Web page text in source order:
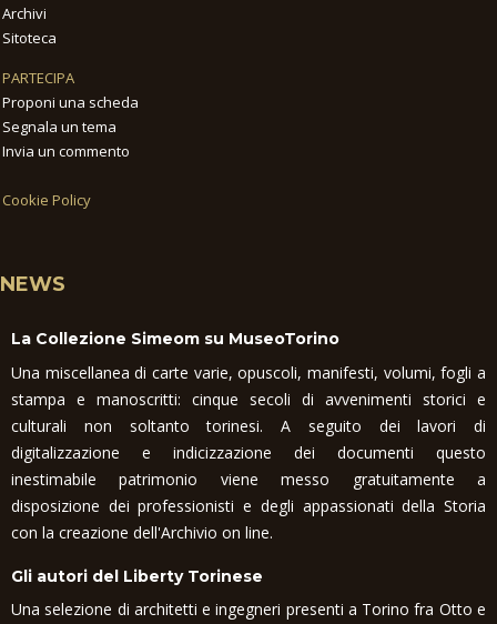
Archivi
Sitoteca
PARTECIPA
Proponi una scheda
Segnala un tema
Invia un commento
Cookie Policy
NEWS
La Collezione Simeom su MuseoTorino
Una miscellanea di carte varie, opuscoli, manifesti, volumi, fogli a
stampa e manoscritti: cinque secoli di avvenimenti storici e
culturali non soltanto torinesi. A seguito dei lavori di
digitalizzazione e indicizzazione dei documenti questo
inestimabile patrimonio viene messo gratuitamente a
disposizione dei professionisti e degli appassionati della Storia
con la creazione dell'Archivio on line.
Gli autori del Liberty Torinese
Una selezione di architetti e ingegneri presenti a Torino fra Otto e